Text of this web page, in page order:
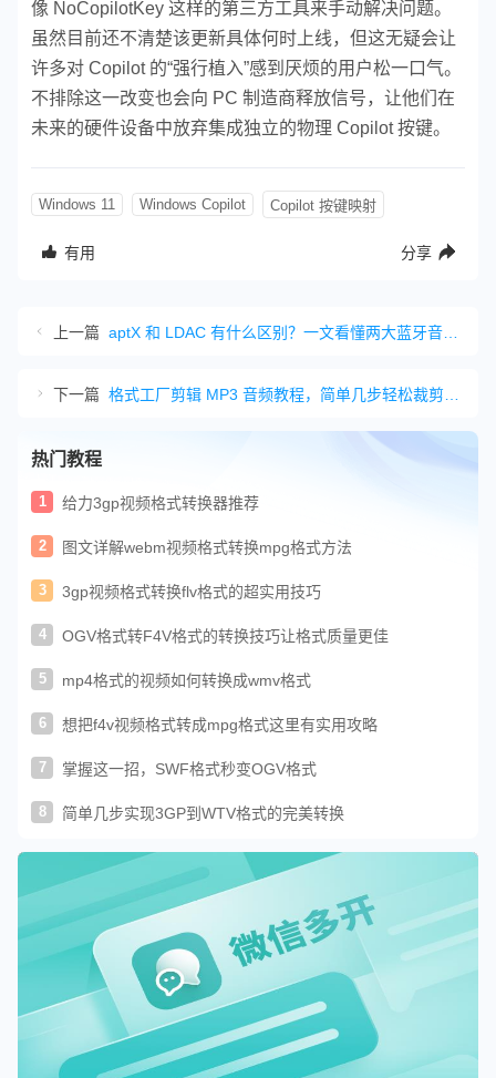
像 NoCopilotKey 这样的第三方工具来手动解决问题。
虽然目前还不清楚该更新具体何时上线，但这无疑会让
许多对 Copilot 的“强行植入”感到厌烦的用户松一口气。
不排除这一改变也会向 PC 制造商释放信号，让他们在
未来的硬件设备中放弃集成独立的物理 Copilot 按键。
Windows 11 Windows Copilot Copilot 按键映射
有用 分享
上一篇
下一篇
热门教程
1 给力3gp视频格式转换器推荐
2 图文详解webm视频格式转换mpg格式方法
3 3gp视频格式转换flv格式的超实用技巧
4 OGV格式转F4V格式的转换技巧让格式质量更佳
5 mp4格式的视频如何转换成wmv格式
6 想把f4v视频格式转成mpg格式这里有实用攻略
7 掌握这一招，SWF格式秒变OGV格式
8 简单几步实现3GP到WTV格式的完美转换